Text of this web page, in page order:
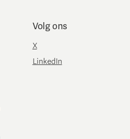
Volg ons
X
LinkedIn